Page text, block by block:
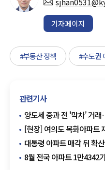
기자페이지
#부동산 정책 #수도권
관련기사
양도세 중과 전 '막차' 거
[현장] 여의도 목화아파트
무혈입성 청신호
대통령 아파트 매각 뒤 확
8월 전국 아파트 1만4342